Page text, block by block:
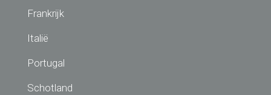
Frankrijk
Italië
Portugal
Schotland